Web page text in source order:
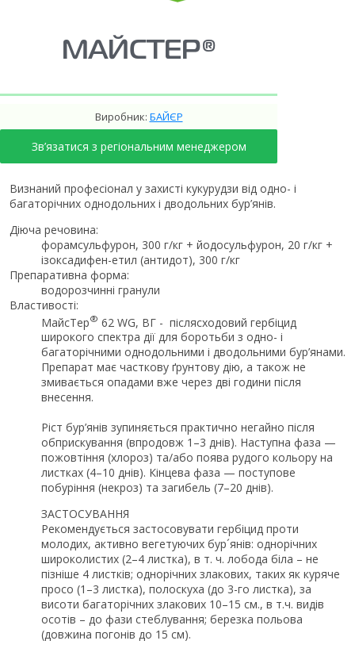
МАЙСТЕР®
Виробник: БАЙЄР
Зв’язатися з регіональним менеджером
Визнаний професіонал у захисті кукурудзи від одно- і
багаторічних однодольних і дводольних бур’янів.
Діюча речовина:
форамсульфурон, 300 г/кг + йодосульфурон, 20 г/кг +
ізоксадифен-етил (антидот), 300 г/кг
Препаративна форма:
водорозчинні гранули
Властивості:
МайсТер® 62 WG, ВГ - післясходовий гербіцид
широкого спектра дії для боротьби з одно- і
багаторічними однодольними і дводольними бур’янами.
Препарат має часткову ґрунтову дію, а також не
змивається опадами вже через дві години після
внесення.
Ріст бур’янів зупиняється практично негайно після
обприскування (впродовж 1–3 днів). Наступна фаза —
пожовтіння (хлороз) та/або поява рудого кольору на
листках (4–10 днів). Кінцева фаза — поступове
побуріння (некроз) та загибель (7–20 днів).
ЗАСТОСУВАННЯ
Рекомендується застосовувати гербіцид проти
молодих, активно вегетуючих бур´янів: однорічних
широколистих (2–4 листка), в т. ч. лобода біла – не
пізніше 4 листків; однорічних злакових, таких як куряче
просо (1–3 листка), полоскуха (до 3-го листка), за
висоти багаторічних злакових 10–15 см., в т.ч. видів
осотів – до фази стеблування; березка польова
(довжина погонів до 15 см).